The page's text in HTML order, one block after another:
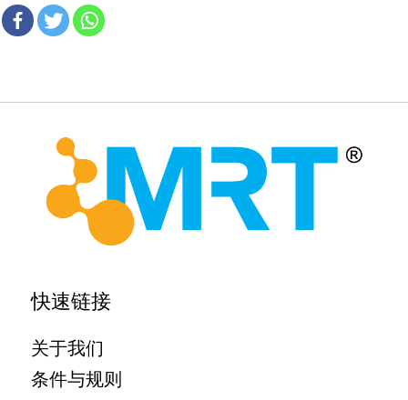
快速链接
关于我们
条件与规则